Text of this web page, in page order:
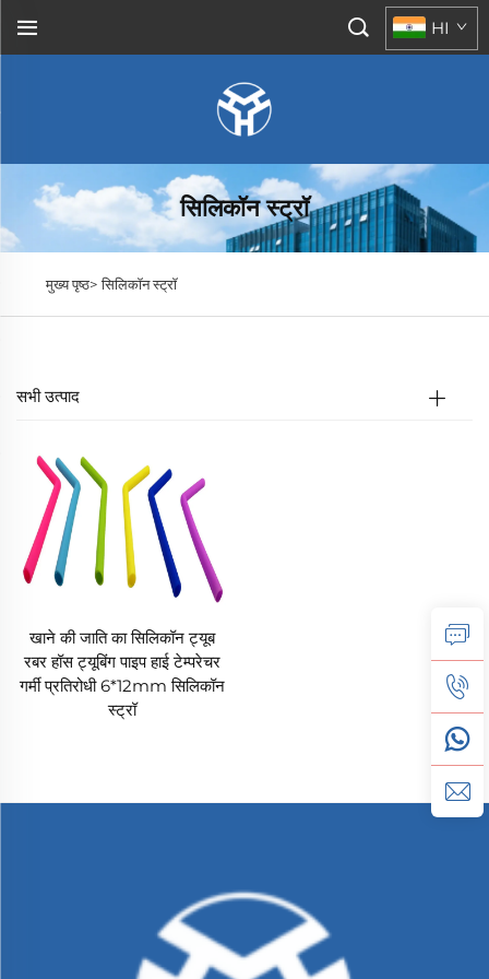
HI
सिलिकॉन स्ट्रॉ
मुख्य पृष्ठ> सिलिकॉन स्ट्रॉ
सभी उत्पाद
खाने की जाति का सिलिकॉन ट्यूब
रबर हॉस ट्यूबिंग पाइप हाई टेम्परेचर
गर्मी प्रतिरोधी 6*12mm सिलिकॉन
स्ट्रॉ